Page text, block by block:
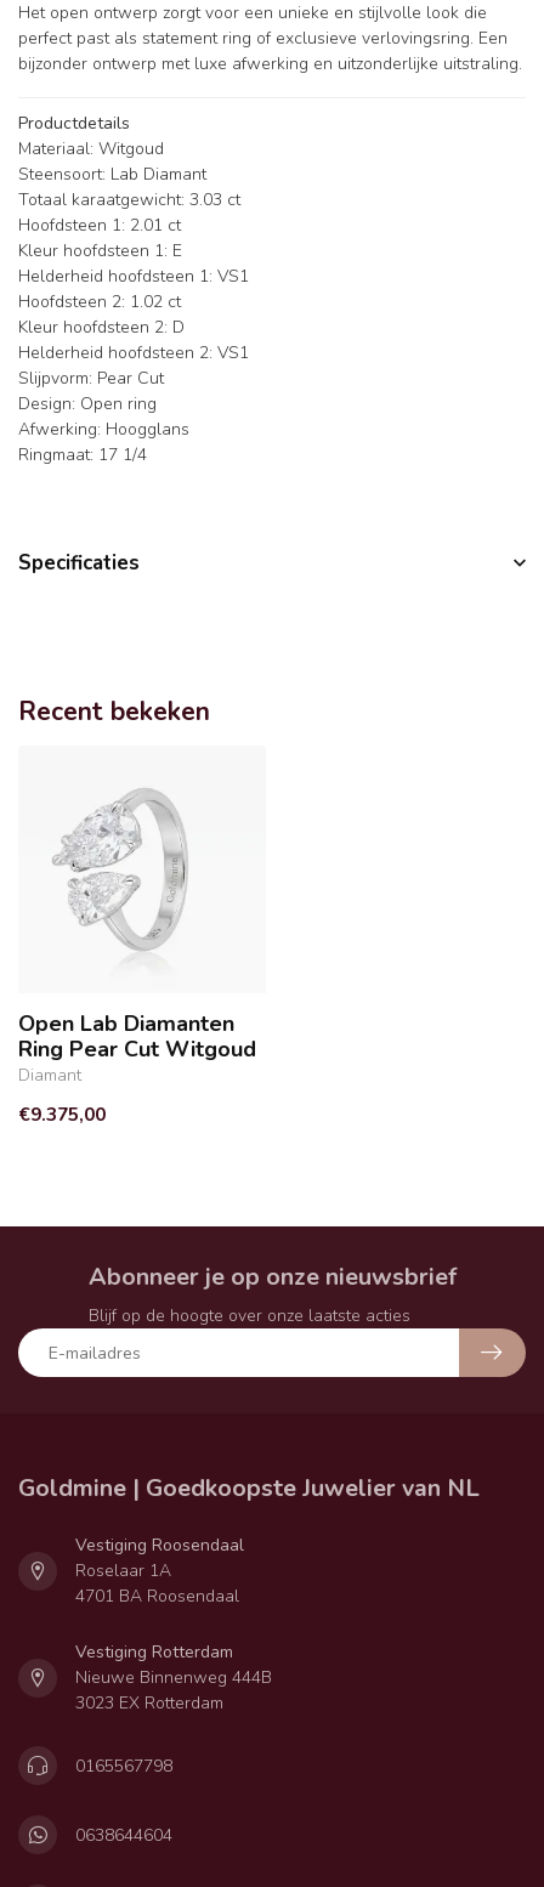
Het open ontwerp zorgt voor een unieke en stijlvolle look die
perfect past als statement ring of exclusieve verlovingsring. Een
bijzonder ontwerp met luxe afwerking en uitzonderlijke uitstraling.
Productdetails
Materiaal: Witgoud
Steensoort: Lab Diamant
Totaal karaatgewicht: 3.03 ct
Hoofdsteen 1: 2.01 ct
Kleur hoofdsteen 1: E
Helderheid hoofdsteen 1: VS1
Hoofdsteen 2: 1.02 ct
Kleur hoofdsteen 2: D
Helderheid hoofdsteen 2: VS1
Slijpvorm: Pear Cut
Design: Open ring
Afwerking: Hoogglans
Ringmaat: 17 1/4
Specificaties
Recent bekeken
Open Lab Diamanten
Ring Pear Cut Witgoud
Diamant
€9.375,00
Abonneer je op onze nieuwsbrief
Blijf op de hoogte over onze laatste acties
Goldmine | Goedkoopste Juwelier van NL
Vestiging Roosendaal
Roselaar 1A
4701 BA Roosendaal
Vestiging Rotterdam
Nieuwe Binnenweg 444B
3023 EX Rotterdam
0165567798
0638644604